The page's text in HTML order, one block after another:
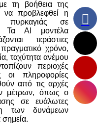
τη βοήθεια της
να προβλεφθεί η
πυρκαγιάς σε
Τα AI μοντέλα
τεράστιες
χρόνο,
ταχύτητα ανέμου
περιοχές
οι πληροφορίες
από τις αρχές
μέτρων, όπως ο
σε ευάλωτες
των δυνάμεων